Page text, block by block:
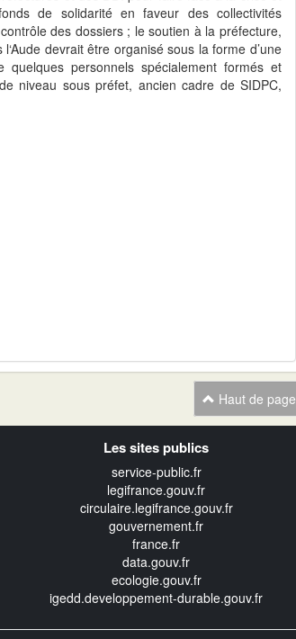
de solidarité en faveur des collectivités
des dossiers ; le soutien à la préfecture,
devrait être organisé sous la forme d’une
quelques personnels spécialement formés et
niveau sous préfet, ancien cadre de SIDPC,
Haut de page
Les sites publics
service-public.fr
legifrance.gouv.fr
circulaire.legifrance.gouv.fr
gouvernement.fr
france.fr
data.gouv.fr
ecologie.gouv.fr
igedd.developpement-durable.gouv.fr